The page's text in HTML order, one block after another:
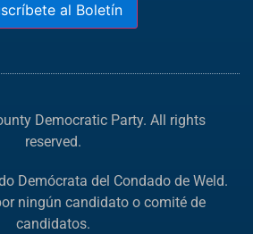
al Boletín
Democratic Party. All rights
reserved.
Demócrata del Condado de Weld.
ningún candidato o comité de
candidatos.